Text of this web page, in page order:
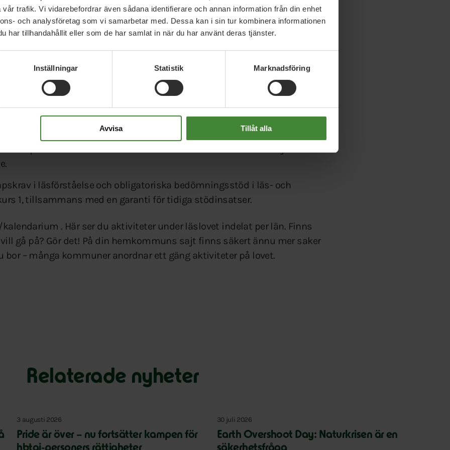
trafik. Vi vidarebefordrar även sådana identifierare och annan information från din enhet
och analysföretag som vi samarbetar med. Dessa kan i sin tur kombinera informationen
har tillhandahållit eller som de har samlat in när du har använt deras tjänster.
Inställningar Statistik Marknadsföring
Avvisa Tillåt alla
genom att stärka och utveckla kvaliteten i undervisningen.
arbetat under mandatperioden med uppdrag att samla alla aktörer –
– runt insatser för läsning i och utanför skolan.
att stärka små barns språkutveckling.
och tillgängligheten till biblioteksverksamhet i hela landet.
fått ett utvidgat uppdrag att ta initiativ till, samordna och följa upp
av nationellt intresse.
i läsförståelse och obligatoriska bedömningsstöd i läs- och
1, tillsammans med en garanti för tidiga stödinsatser.
kalendarium . Här ser du aktiviteter under läslovet indelat per län. Finns
gå på? Gör det! På din hemkommuns sajt finns säkert ännu mer saker
bor – många kommuner anordnar ett gäng aktiviteter på lovet.
Relaterade nyheter
3 augusti 2026
Pride är över – nu fortsätter kampen för
30 juli 2026
Earth Overshoot Day: Naturkrisen är en